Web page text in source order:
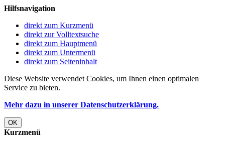
Hilfsnavigation
direkt zum Kurzmenü
direkt zur Volltextsuche
direkt zum Hauptmenü
direkt zum Untermenü
direkt zum Seiteninhalt
Diese Website verwendet Cookies, um Ihnen einen optimalen
Service zu bieten.
Mehr dazu in unserer Datenschutzerklärung.
OK
Kurzmenü